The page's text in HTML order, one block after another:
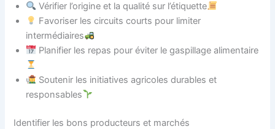
Vérifier l’origine et la qualité sur l’étiquette
Favoriser les circuits courts pour limiter
intermédiaires
Planifier les repas pour éviter le gaspillage alimentaire
Soutenir les initiatives agricoles durables et
responsables
Identifier les bons producteurs et marchés